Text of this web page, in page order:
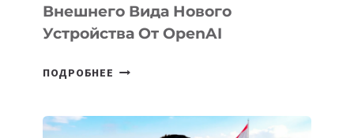
Внешнего Вида Нового
Устройства От OpenAI
ПОДРОБНЕЕ СТАЛИ
ВНЕШНЕГО